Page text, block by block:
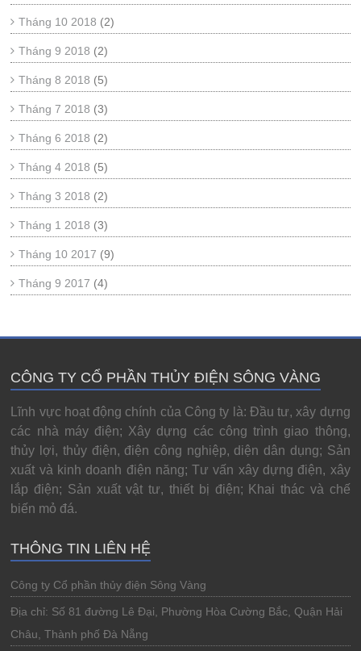
Tháng 10 2018 (2)
Tháng 9 2018 (2)
Tháng 8 2018 (5)
Tháng 7 2018 (3)
Tháng 6 2018 (2)
Tháng 4 2018 (5)
Tháng 3 2018 (2)
Tháng 1 2018 (3)
Tháng 10 2017 (9)
Tháng 9 2017 (4)
CÔNG TY CỔ PHẦN THỦY ĐIỆN SÔNG VÀNG
Lĩnh vực hoạt động chính của Công ty là: Đầu tư, xây dựng
các nhà máy điện; Xây dựng các công trình giao thông,
thủy lợi, thủy điện, điện công nghiệp, diện dân dụng; Sản
xuất và kinh doanh điện năng; Tư vấn xây dựng điện, xây
lắp điện; Sản xuất vật tư, thiết bị điện; Khai thác và chế
biến mỏ đá.
THÔNG TIN LIÊN HỆ
Công ty Cổ phần thủy điện Sông Vàng
Địa chỉ: Số 81 đường Lê Đại, Phường Hòa Cường Bắc, Quận Hải
Châu, Thành phố Đà Nẵng